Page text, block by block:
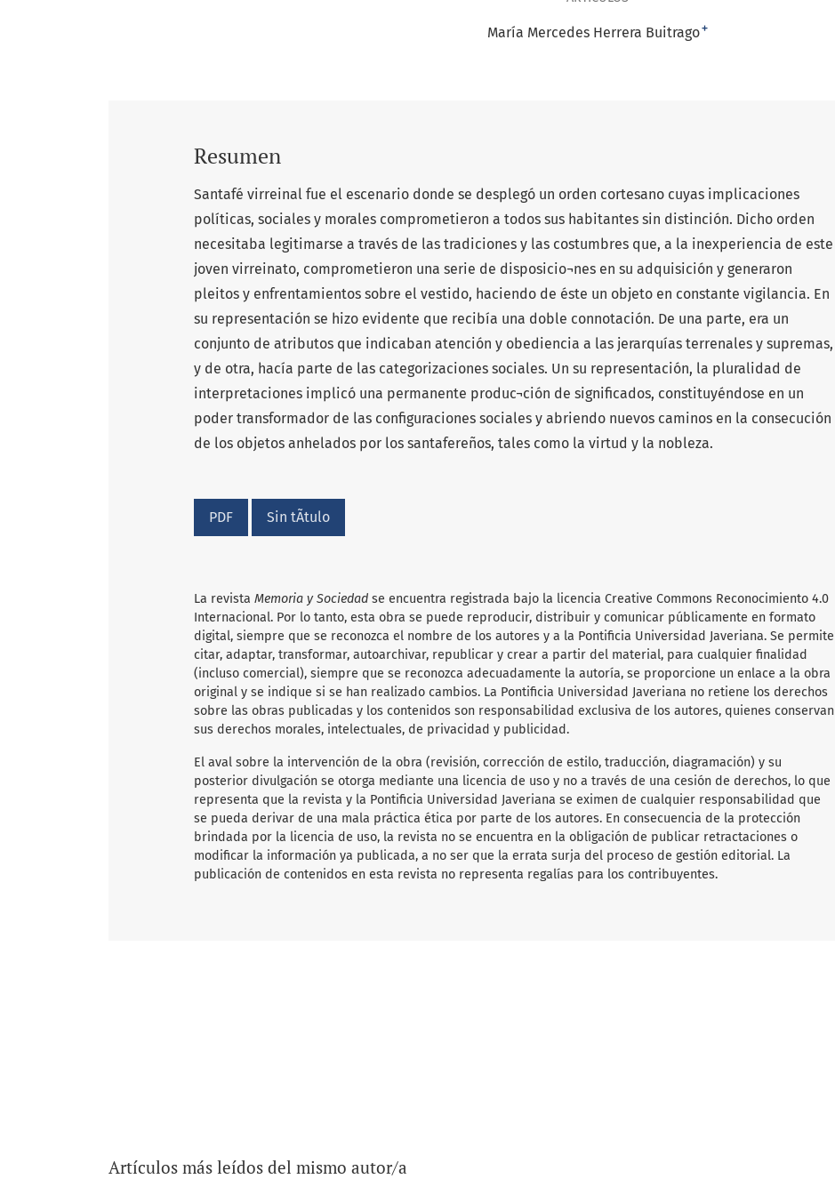
María Mercedes Herrera Buitrago+
Resumen
Santafé virreinal fue el escenario donde se desplegó un orden cortesano cuyas implicaciones
políticas, sociales y morales comprometieron a todos sus habitantes sin distinción. Dicho orden
necesitaba legitimarse a través de las tradiciones y las costumbres que, a la inexperiencia de este
joven virreinato, comprometieron una serie de disposicio¬nes en su adquisición y generaron
pleitos y enfrentamientos sobre el vestido, haciendo de éste un objeto en constante vigilancia. En
su representación se hizo evidente que recibía una doble connotación. De una parte, era un
conjunto de atributos que indicaban atención y obediencia a las jerarquías terrenales y supremas,
y de otra, hacía parte de las categorizaciones sociales. Un su representación, la pluralidad de
interpretaciones implicó una permanente produc¬ción de significados, constituyéndose en un
poder transformador de las configuraciones sociales y abriendo nuevos caminos en la consecución
de los objetos anhelados por los santafereños, tales como la virtud y la nobleza.
PDF Sin tÃ­tulo
La revista Memoria y Sociedad se encuentra registrada bajo la licencia Creative Commons Reconocimiento 4.0
Internacional. Por lo tanto, esta obra se puede reproducir, distribuir y comunicar públicamente en formato
digital, siempre que se reconozca el nombre de los autores y a la Pontificia Universidad Javeriana. Se permite
citar, adaptar, transformar, autoarchivar, republicar y crear a partir del material, para cualquier finalidad
(incluso comercial), siempre que se reconozca adecuadamente la autoría, se proporcione un enlace a la obra
original y se indique si se han realizado cambios. La Pontificia Universidad Javeriana no retiene los derechos
sobre las obras publicadas y los contenidos son responsabilidad exclusiva de los autores, quienes conservan
sus derechos morales, intelectuales, de privacidad y publicidad.
El aval sobre la intervención de la obra (revisión, corrección de estilo, traducción, diagramación) y su
posterior divulgación se otorga mediante una licencia de uso y no a través de una cesión de derechos, lo que
representa que la revista y la Pontificia Universidad Javeriana se eximen de cualquier responsabilidad que
se pueda derivar de una mala práctica ética por parte de los autores. En consecuencia de la protección
brindada por la licencia de uso, la revista no se encuentra en la obligación de publicar retractaciones o
modificar la información ya publicada, a no ser que la errata surja del proceso de gestión editorial. La
publicación de contenidos en esta revista no representa regalías para los contribuyentes.
Artículos más leídos del mismo autor/a